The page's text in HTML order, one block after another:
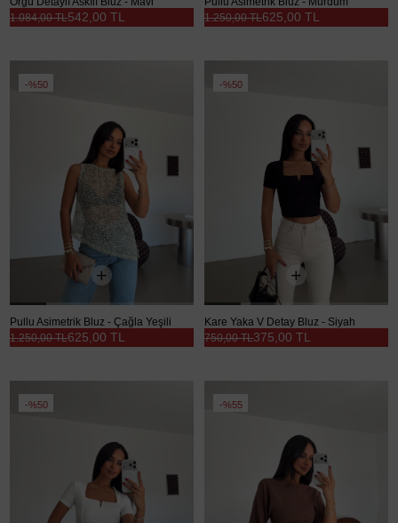
542,00 TL
1.084,00 TL 625,00 TL
1.250,00 TL
%50
Pullu Asimetrik Bluz - Çağla Yeşili
625,00 TL
1.250,00 TL
%50
Kare Yaka V Detay Bluz - Siyah
375,00 TL
750,00 TL
%50 %55